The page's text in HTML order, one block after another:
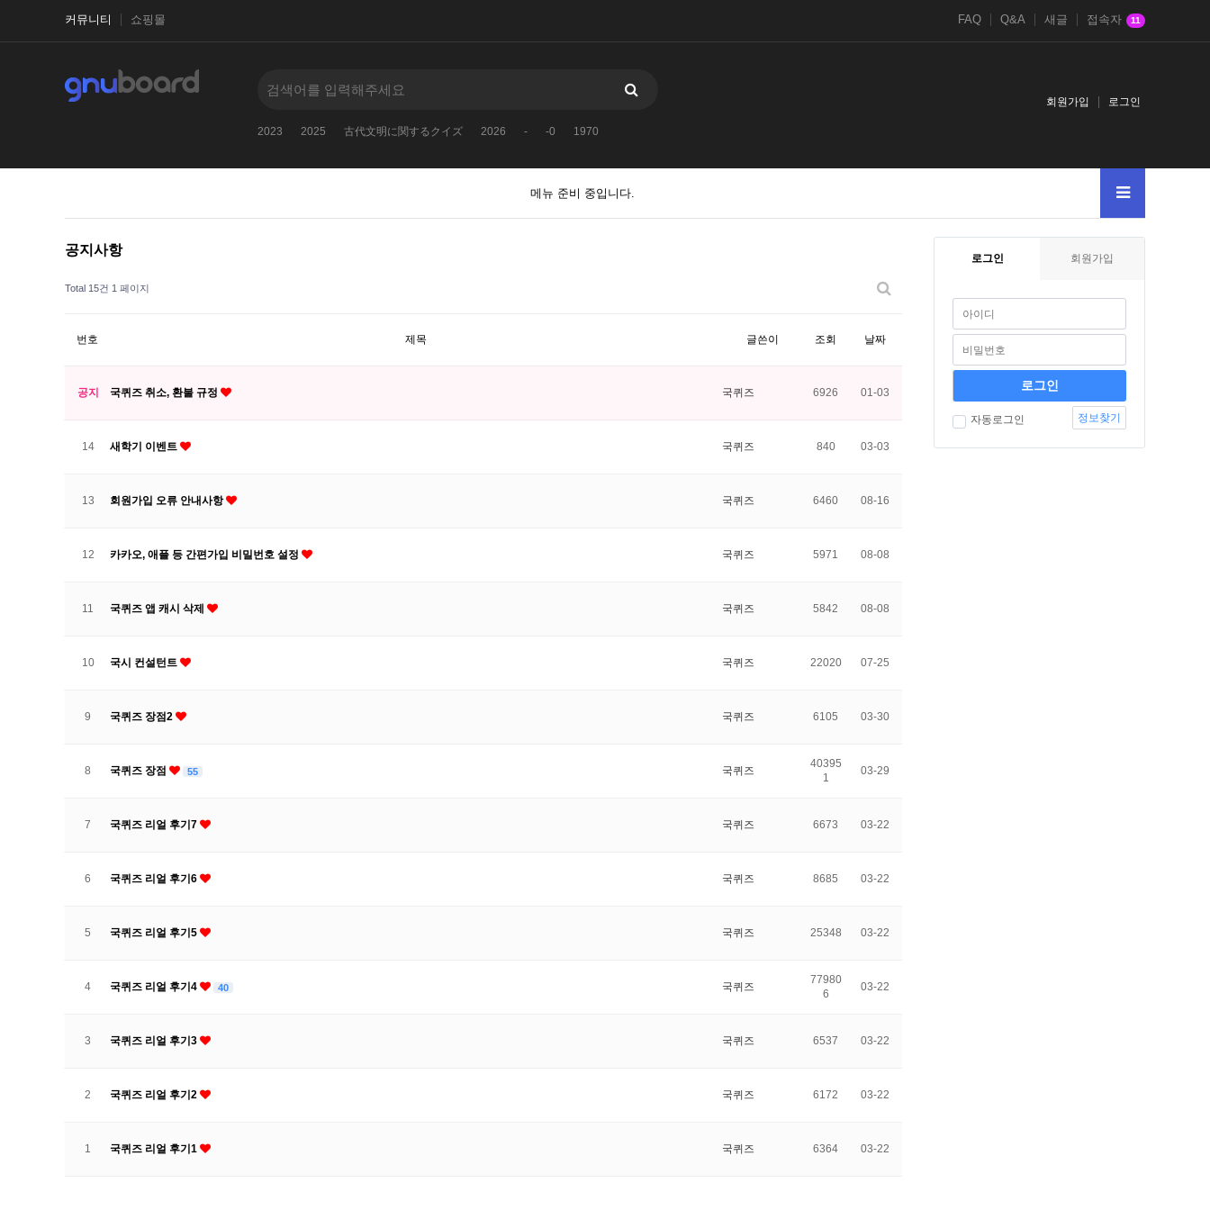
커뮤니티 쇼핑몰 FAQ Q&A 새글 접속자 11
2023 2025 古代文明に関するクイズ 2026 - -0 1970
회원가입 로그인
메뉴 준비 중입니다.
공지사항
Total 15건 1 페이지
번호 제목 글쓴이 조회 날짜
공지 국퀴즈 취소, 환불 규정 국퀴즈 6926 01-03
14 새학기 이벤트 국퀴즈 840 03-03
13 회원가입 오류 안내사항 국퀴즈 6460 08-16
12 카카오, 애플 등 간편가입 비밀번호 설정 국퀴즈 5971 08-08
11 국퀴즈 앱 캐시 삭제 국퀴즈 5842 08-08
10 국시 컨설턴트 국퀴즈 22020 07-25
9 국퀴즈 장점2 국퀴즈 6105 03-30
8 국퀴즈 장점 55 국퀴즈
40395
1
03-29
7 국퀴즈 리얼 후기7 국퀴즈 6673 03-22
6 국퀴즈 리얼 후기6 국퀴즈 8685 03-22
5 국퀴즈 리얼 후기5 국퀴즈 25348 03-22
4 국퀴즈 리얼 후기4 40 국퀴즈
77980
6
03-22
3 국퀴즈 리얼 후기3 국퀴즈 6537 03-22
2 국퀴즈 리얼 후기2 국퀴즈 6172 03-22
1 국퀴즈 리얼 후기1 국퀴즈 6364 03-22
로그인 회원가입
자동로그인 정보찾기